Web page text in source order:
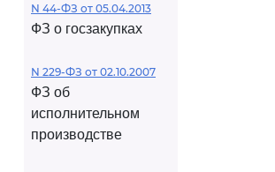
N 44-ФЗ от 05.04.2013
ФЗ о госзакупках
N 229-ФЗ от 02.10.2007
ФЗ об
исполнительном
производстве